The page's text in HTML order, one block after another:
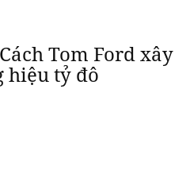
Tom Ford xây
hiệu tỷ đô